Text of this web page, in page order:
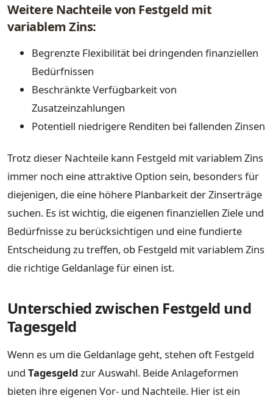
Weitere Nachteile von Festgeld mit
variablem Zins:
Begrenzte Flexibilität bei dringenden finanziellen
Bedürfnissen
Beschränkte Verfügbarkeit von
Zusatzeinzahlungen
Potentiell niedrigere Renditen bei fallenden Zinsen
Trotz dieser Nachteile kann Festgeld mit variablem Zins
immer noch eine attraktive Option sein, besonders für
diejenigen, die eine höhere Planbarkeit der Zinserträge
suchen. Es ist wichtig, die eigenen finanziellen Ziele und
Bedürfnisse zu berücksichtigen und eine fundierte
Entscheidung zu treffen, ob Festgeld mit variablem Zins
die richtige Geldanlage für einen ist.
Unterschied zwischen Festgeld und
Tagesgeld
Wenn es um die Geldanlage geht, stehen oft Festgeld
und Tagesgeldzur Auswahl. Beide Anlageformen
bieten ihre eigenen Vor- und Nachteile. Hier ist ein